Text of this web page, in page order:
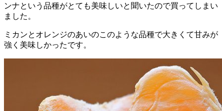
ンナという品種がとても美味しいと聞いたので買ってしまい
ました。
ミカンとオレンジのあいのこのような品種で大きくて甘みが
強く美味しかったです。